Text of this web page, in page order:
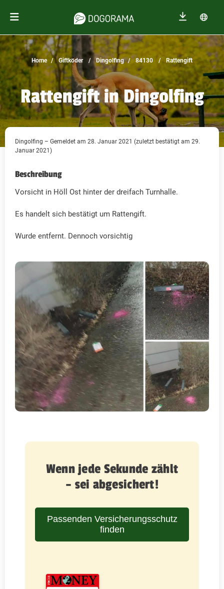
Home Giftköder Dingolfing 84130 Rattengift
Rattengift in Dingolfing
Dingolfing – Gemeldet am 28. Januar 2021 (zuletzt bestätigt am 29.
Januar 2021)
Beschreibung
Vorsicht in Höll Ost hinter der dreifach Turnhalle.
Es handelt sich bestätigt um Rattengift.
Wurde entfernt. Dennoch vorsichtig
Wenn jede Sekunde zählt
– sei abgesichert!
Passenden Versicherungsschutz
finden